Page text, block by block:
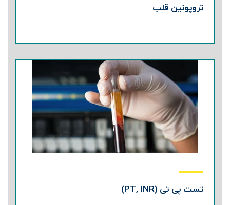
تروپونین قلب
تست پی تی (PT, INR)